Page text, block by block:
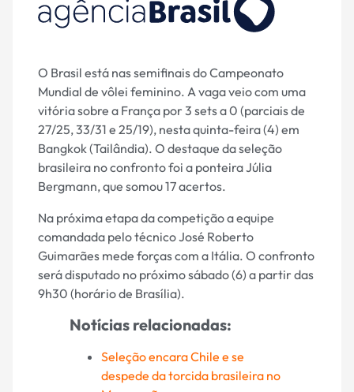
O Brasil está nas semifinais do Campeonato
Mundial de vôlei feminino. A vaga veio com uma
vitória sobre a França por 3 sets a 0 (parciais de
27/25, 33/31 e 25/19), nesta quinta-feira (4) em
Bangkok (Tailândia). O destaque da seleção
brasileira no confronto foi a ponteira Júlia
Bergmann, que somou 17 acertos.
Na próxima etapa da competição a equipe
comandada pelo técnico José Roberto
Guimarães mede forças com a Itália. O confronto
será disputado no próximo sábado (6) a partir das
9h30 (horário de Brasília).
Notícias relacionadas:
Seleção encara Chile e se
despede da torcida brasileira no